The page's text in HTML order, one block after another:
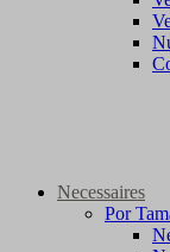
Necessaires
Por